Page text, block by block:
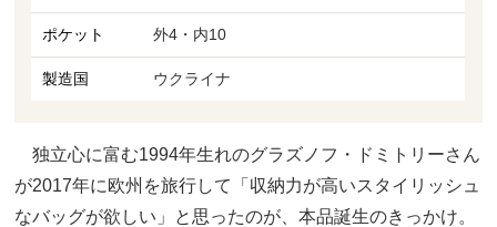
ポケット 外4・内10
製造国 ウクライナ
独立心に富む1994年生れのグラズノフ・ドミトリーさん
が2017年に欧州を旅行して「収納力が高いスタイリッシュ
なバッグが欲しい」と思ったのが、本品誕生のきっかけ。